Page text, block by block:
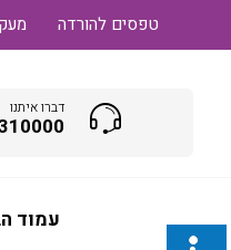
טפסים להורדה
דברו איתנו
עמוד